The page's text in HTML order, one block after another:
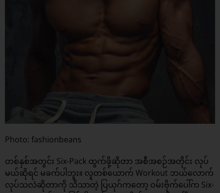
Photo: fashionbeans
တစ်နှစ်အတွင်း Six-Pack ထွက်ဖို့ဆိုတာ အစီအစဉ်အတိုင်း လုပ်
မယ်ဆိုရင် မခက်ပါဘူး။ လူတစ်ယောက် Workout ဘယ်လောက်
လုပ်သလဲဆိုတာကို သိသာတဲ့ ပြယုဂ်ကတော့ ဝမ်းဗိုက်ပေါ်က Six-